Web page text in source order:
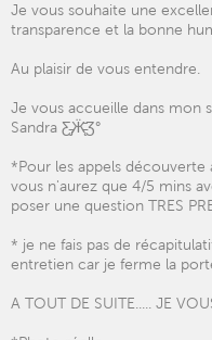
Je vous souhaite une
transparence et la bonne
Au plaisir de vous entendre.
Je vous accueille dans mon
Sandra Ƹ̵̡Ӝ̵̨̄Ʒ°
*Pour les appels découverte
vous n'aurez que 4/5 mins
poser une question TRES
* je ne fais pas de
entretien car je ferme la
A TOUT DE SUITE..... JE